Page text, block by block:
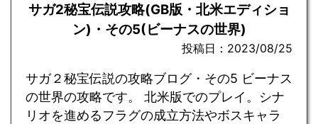
サガ2秘宝伝説攻略(GB版・北米エディショ
ン)・その5(ビーナスの世界)
投稿日：2023/08/25
サガ２秘宝伝説の攻略ブログ・その5 ビーナス
の世界の攻略です。 北米版でのプレイ。シナ
リオを進めるフラグの成立方法やボスキャラ